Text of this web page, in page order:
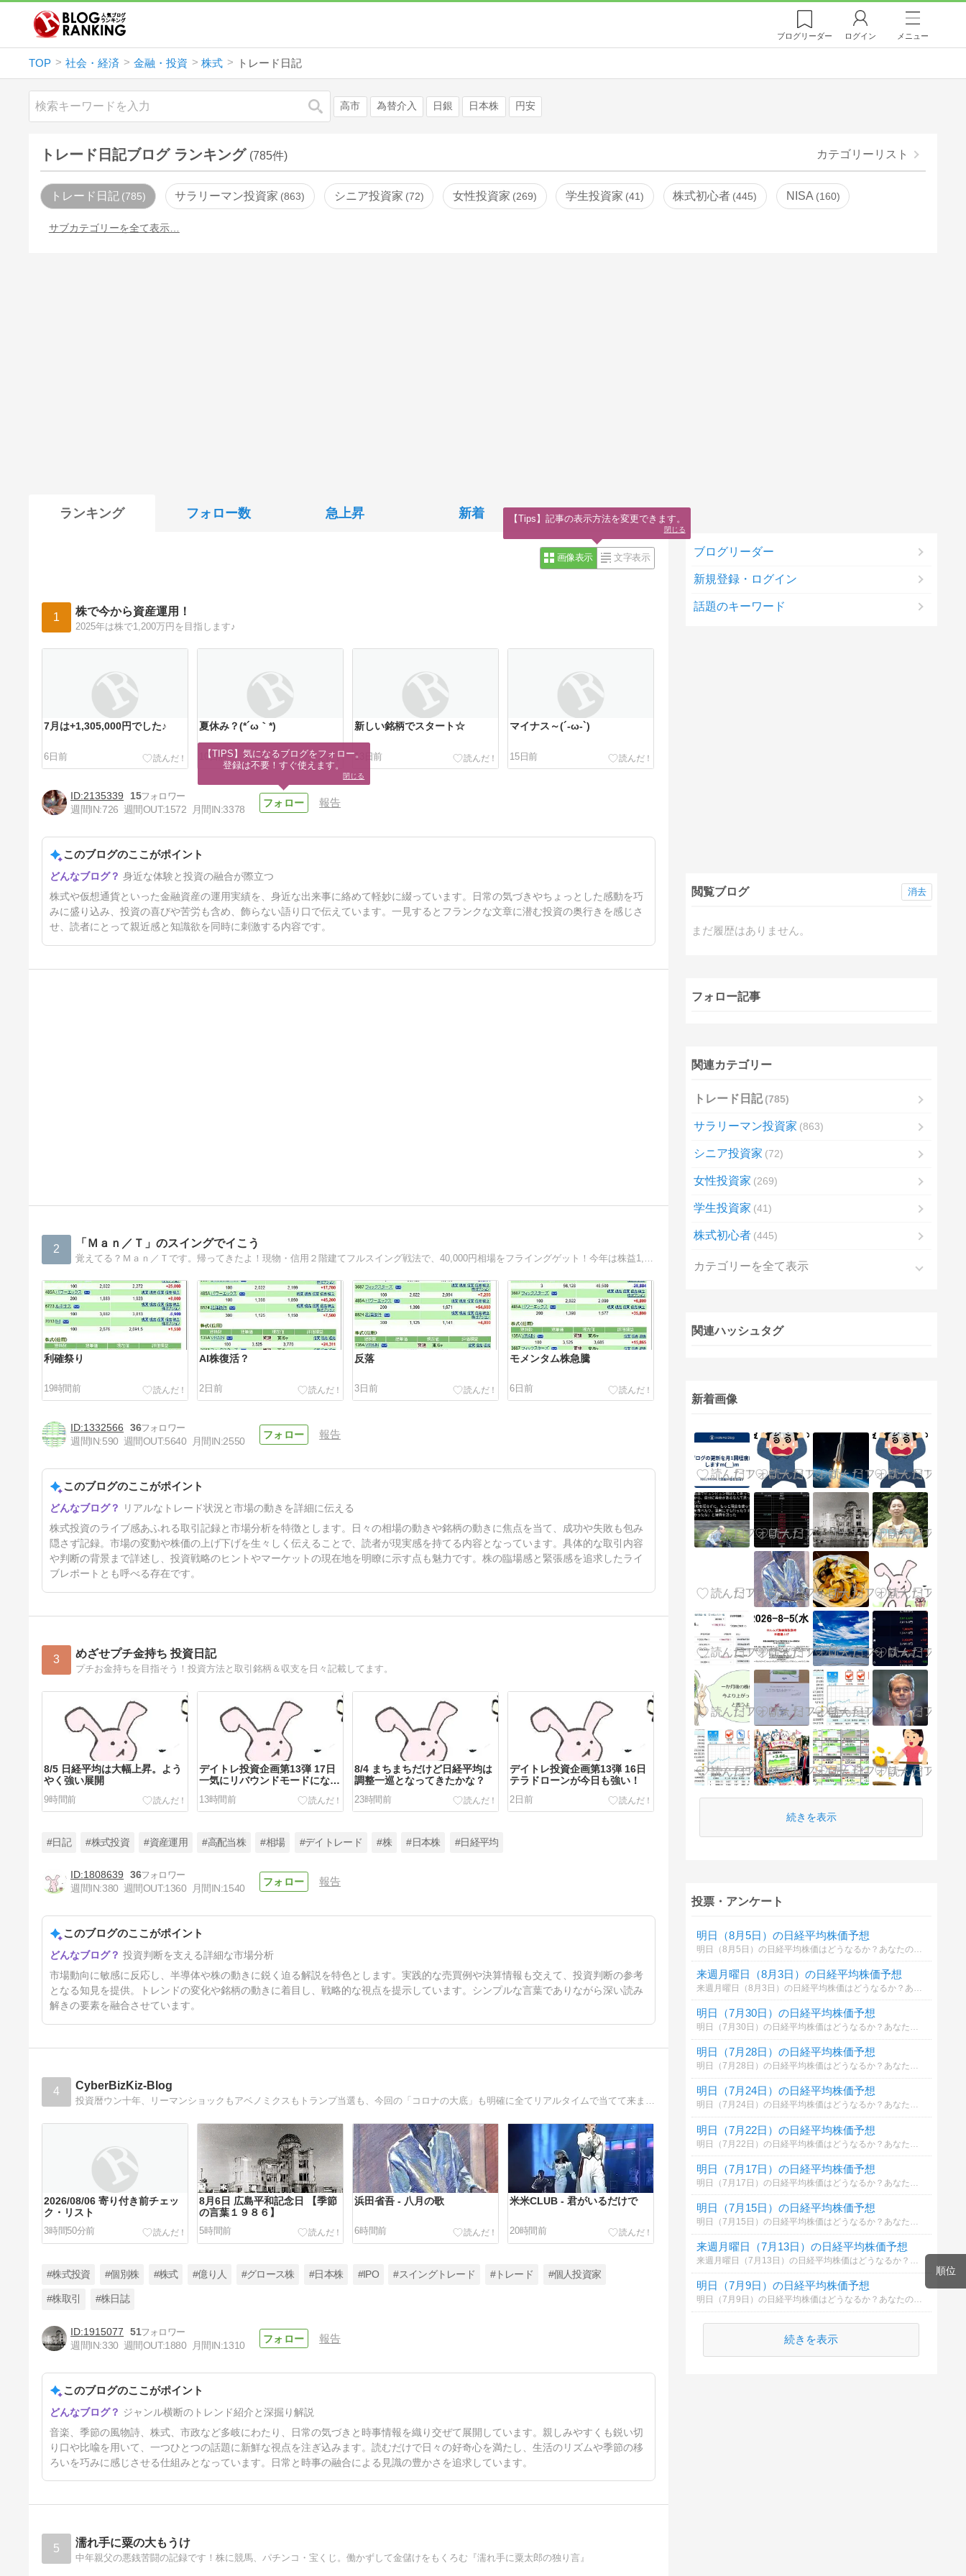
順位
ブログリーダー ログイン メニュー
TOP 社会・経済 金融・投資 株式 トレード日記
検索 高市 為替介入 日銀 日本株 円安
トレード日記ブログ ランキング (785件) カテゴリーリスト
トレード日記 785 サラリーマン投資家 863 シニア投資家 72 女性投資家 269 学生投資家 41 株式初心者 445 NISA 160
サブカテゴリーを全て表示…
ランキング フォロー数 急上昇 新着
画像表示 文字表示
1 株で今から資産運用！
2025年は株で1,200万円を目指します♪
7月は+1,305,000円でした♪
6日前
夏休み？(*´ω｀*)
10日前
新しい銘柄でスタート☆
13日前
マイナス～(´-ω-`)
15日前
3連休の予定
20日前
2135339
15
週間IN:726 週間OUT:1572 月間IN:3378
報告
このブログのここがポイント
身近な体験と投資の融合が際立つ
株式や仮想通貨といった金融資産の運用実績を、身近な出来事に絡めて軽妙に綴っています。日常の気づきやちょっとした感動を巧
みに盛り込み、投資の喜びや苦労も含め、飾らない語り口で伝えています。一見するとフランクな文章に潜む投資の奥行きを感じさ
せ、読者にとって親近感と知識欲を同時に刺激する内容です。
2 「Ｍａｎ／Ｔ」のスイングでイこう
利確祭り
19時間前
AI株復活？
2日前
反落
3日前
モメンタム株急騰
6日前
息切れ
7日前
1332566
36
週間IN:590 週間OUT:5640 月間IN:2550
報告
このブログのここがポイント
リアルなトレード状況と市場の動きを詳細に伝える
株式投資のライブ感あふれる取引記録と市場分析を特徴とします。日々の相場の動きや銘柄の動きに焦点を当て、成功や失敗も包み
隠さず記録。市場の変動や株価の上げ下げを生々しく伝えることで、読者が現実感を持てる内容となっています。具体的な取引内容
や判断の背景まで詳述し、投資戦略のヒントやマーケットの現在地を明瞭に示す点も魅力です。株の臨場感と緊張感を追求したライ
ブレポートとも呼べる存在です。
3 めざせプチ金持ち 投資日記
プチお金持ちを目指そう！投資方法と取引銘柄＆収支を日々記載してます。
8/5 日経平均は大幅上昇。よう
やく強い展開
9時間前
デイトレ投資企画第13弾 17日
一気にリバウンドモードになり
13時間前
8/4 まちまちだけど日経平均は
調整一巡となってきたかな？
23時間前
デイトレ投資企画第13弾 16日
テラドローンが今日も強い！
2日前
が円高で個別売り
2日前
#日記 #株式投資 #資産運用 #高配当株 #相場 #デイトレード #株 #日本株 #日経平均
1808639
36
週間IN:380 週間OUT:1360 月間IN:1540
報告
このブログのここがポイント
投資判断を支える詳細な市場分析
市場動向に敏感に反応し、半導体や株の動きに鋭く迫る解説を特色とします。実践的な売買例や決算情報も交えて、投資判断の参考
となる知見を提供。トレンドの変化や銘柄の動きに着目し、戦略的な視点を提示しています。シンプルな言葉でありながら深い読み
解きの要素を融合させています。
4 CyberBizKiz-Blog
2026/08/06 寄り付き前チェッ
ク・リスト
3時間50分前
8月6日 広島平和記念日 【季節
の言葉１９８６】
5時間前
浜田省吾 - 八月の歌
6時間前
米米CLUB - 君がいるだけで
20時間前
目標達成おめでとうございます
#株式投資 #個別株 #株式 #億り人 #グロース株 #日本株 #IPO #スイングトレード #トレード #個人投資家
#株取引 #株日誌
1915077
51
週間IN:330 週間OUT:1880 月間IN:1310
報告
このブログのここがポイント
ジャンル横断のトレンド紹介と深掘り解説
音楽、季節の風物詩、株式、市政など多岐にわたり、日常の気づきと時事情報を織り交ぜて展開しています。親しみやすくも鋭い切
り口や比喩を用いて、一つひとつの話題に新鮮な視点を注ぎ込みます。読むだけで日々の好奇心を満たし、生活のリズムや季節の移
ろいを巧みに感じさせる仕組みとなっています。日常と時事の融合による見識の豊かさを追求しています。
5 濡れ手に粟の大もうけ
中年親父の悪銭苦闘の記録です！株に競馬、パチンコ・宝くじ。働かずして金儲けをもくろむ『濡れ手に粟太郎の独り言』
ブログリーダー
新規登録・ログイン
話題のキーワード
閲覧ブログ
まだ履歴はありません。
消去
フォロー記事
関連カテゴリー
トレード日記 785
サラリーマン投資家 863
シニア投資家 72
女性投資家 269
学生投資家 41
株式初心者 445
カテゴリーを全て表示
関連ハッシュタグ
新着画像
続きを表示
投票・アンケート
明日（8月5日）の日経平均株価予想
来週月曜日（8月3日）の日経平均株価予想
来週月曜日（8月3日）の日経平均株価はどうなるか？あなたの御意見を聞かせて下さい。勿論希望や勘でもかまいません。見るだけもＯＫ！
明日（7月30日）の日経平均株価予想
明日（7月30日）の日経平均株価はどうなるか？あなたの御意見を聞かせて下さい。勿論希望や勘でもかまいません。見るだけもＯＫ！
明日（7月28日）の日経平均株価予想
明日（7月28日）の日経平均株価はどうなるか？あなたの御意見を聞かせて下さい。勿論希望や勘でもかまいません。見るだけもＯＫ！
明日（7月24日）の日経平均株価予想
明日（7月24日）の日経平均株価はどうなるか？あなたの御意見を聞かせて下さい。勿論希望や勘でもかまいません。見るだけもＯＫ！
明日（7月22日）の日経平均株価予想
明日（7月17日）の日経平均株価予想
明日（7月15日）の日経平均株価予想
明日（7月15日）の日経平均株価はどうなるか？あなたの御意見を聞かせて下さい。勿論希望や勘でもかまいません。見るだけもＯＫ！
来週月曜日（7月13日）の日経平均株価予想
来週月曜日（7月13日）の日経平均株価はどうなるか？あなたの御意見を聞かせて下さい。勿論希望や勘でもかまいません。見るだけもＯＫ！
明日（7月9日）の日経平均株価予想
明日（7月9日）の日経平均株価はどうなるか？あなたの御意見を聞かせて下さい。勿論希望や勘でもかまいません。見るだけもＯＫ！
続きを表示
【TIPS】気になるブログをフォロー。
登録は不要！すぐ使えます。
閉じる
【Tips】記事の表示方法を変更できます。
閉じる